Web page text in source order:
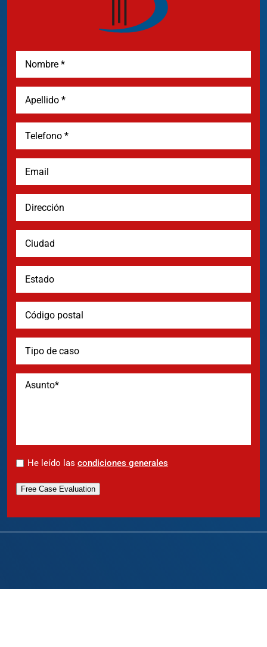
* He leído las condiciones generales
Free Case Evaluation